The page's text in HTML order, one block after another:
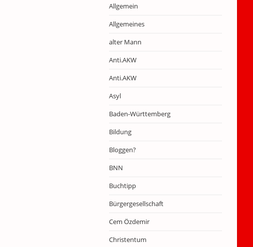
Allgemein
Allgemeines
alter Mann
Anti.AKW
Anti.AKW
Asyl
Baden-Württemberg
Bildung
Bloggen?
BNN
Buchtipp
Bürgergesellschaft
Cem Özdemir
Christentum